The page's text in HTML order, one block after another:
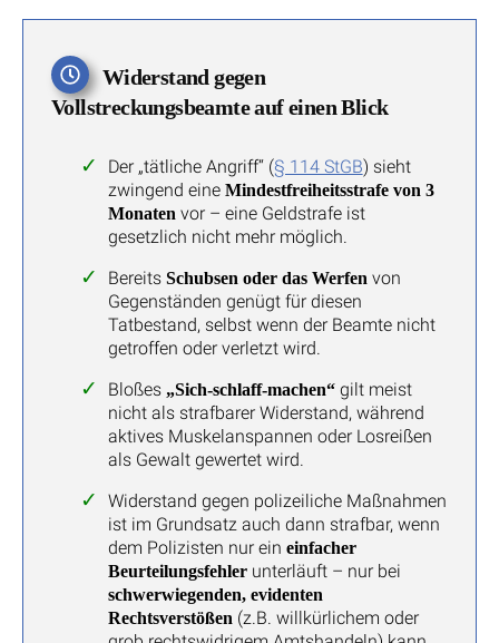
Widerstand gegen
Vollstreckungsbeamte auf einen Blick
Der „tätliche Angriff“ (§ 114 StGB) sieht
zwingend eine Mindestfreiheitsstrafe von 3
Monatenvor – eine Geldstrafe ist
gesetzlich nicht mehr möglich.
Bereits Schubsen oder das Werfenvon
Gegenständen genügt für diesen
Tatbestand, selbst wenn der Beamte nicht
getroffen oder verletzt wird.
Bloßes „Sich-schlaff-machen“gilt meist
nicht als strafbarer Widerstand, während
aktives Muskelanspannen oder Losreißen
als Gewalt gewertet wird.
Widerstand gegen polizeiliche Maßnahmen
ist im Grundsatz auch dann strafbar, wenn
dem Polizisten nur ein einfacher
Beurteilungsfehlerunterläuft – nur bei
schwerwiegenden, evidenten
Rechtsverstößen(z.B. willkürlichem oder